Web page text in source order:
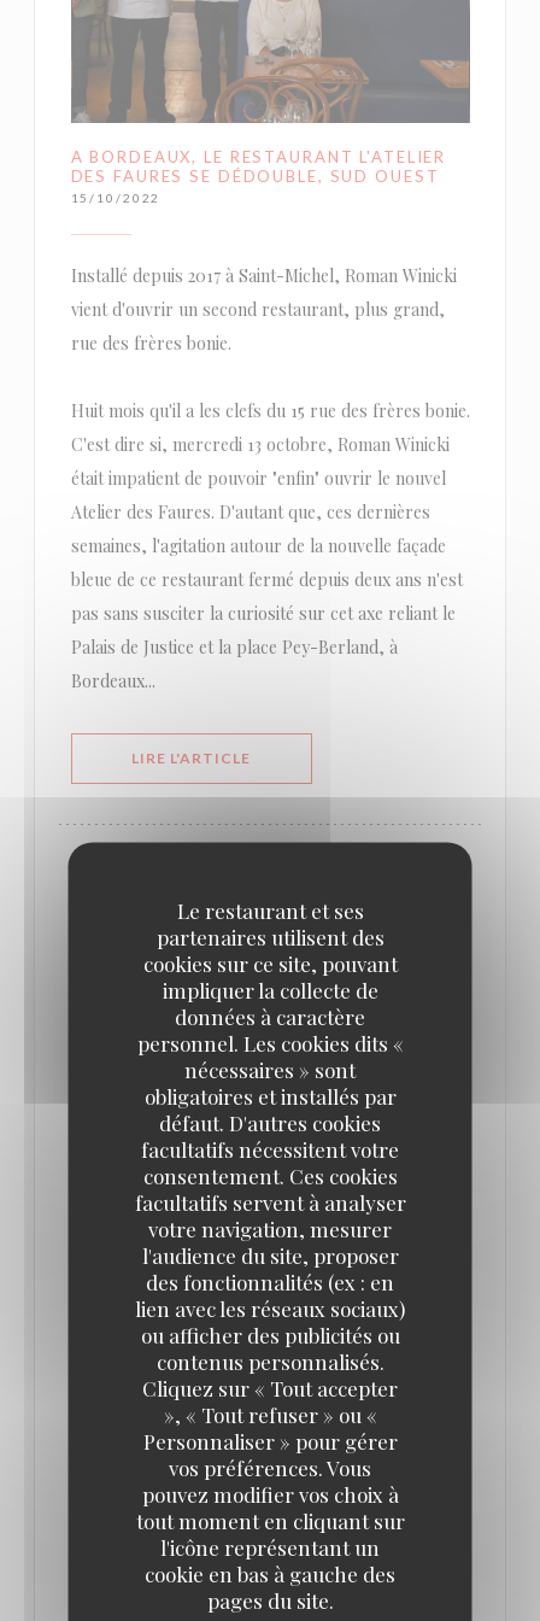
Le restaurant et ses
partenaires utilisent des
cookies sur ce site, pouvant
impliquer la collecte de
données à caractère
personnel. Les cookies dits «
nécessaires » sont
obligatoires et installés par
défaut. D'autres cookies
facultatifs nécessitent votre
consentement. Ces cookies
facultatifs servent à analyser
votre navigation, mesurer
l'audience du site, proposer
des fonctionnalités (ex : en
lien avec les réseaux sociaux)
ou afficher des publicités ou
contenus personnalisés.
Cliquez sur « Tout accepter
», « Tout refuser » ou «
Personnaliser » pour gérer
vos préférences. Vous
pouvez modifier vos choix à
tout moment en cliquant sur
l'icône représentant un
cookie en bas à gauche des
pages du site.
A BORDEAUX, LE RESTAURANT L'ATELIER
DES FAURES SE DÉDOUBLE, SUD OUEST
15/10/2022
Installé depuis 2017 à Saint-Michel, Roman Winicki
vient d'ouvrir un second restaurant, plus grand,
rue des frères bonie.
Huit mois qu'il a les clefs du 15 rue des frères bonie.
C'est dire si, mercredi 13 octobre, Roman Winicki
était impatient de pouvoir "enfin" ouvrir le nouvel
Atelier des Faures. D'autant que, ces dernières
semaines, l'agitation autour de la nouvelle façade
bleue de ce restaurant fermé depuis deux ans n'est
pas sans susciter la curiosité sur cet axe reliant le
Palais de Justice et la place Pey-Berland, à
Bordeaux...
LIRE L'ARTICLE
LA NOUVELLE ADRESSE DE L’ ATELIER DES
FAURES À BORDEAUX
18/10/2021
L’Atelier des Faures fait partie de ces belles petites
adresses prisées des bordelais. Ce restaurant de la
rue des Faures n’avait qu’un seul défaut, celui
d’avoir peu de couverts et du coup d’être toujours
complet! Il faut dire que la cuisine de Roman Winicki
a séduit rapidement la clientèle, le rapport
qualité/prix est excellent, l’ambiance cool et
décontractée, bref tout pour plaire.
Victime de son succès, Roman Winicki et sa
compagne Claire viennent d’ouvrir un nouveau